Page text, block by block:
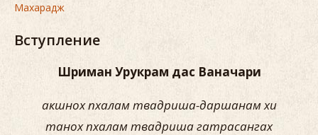
Махарадж
Вступление
Шриман Урукрам дас Ваначари
акшнох пхалам твадриша-даршанам хи
танох пхалам твадриша гатрасангах